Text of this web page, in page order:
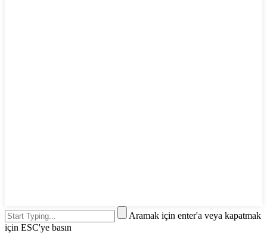
Aramak için enter'a veya kapatmak
için ESC'ye basın